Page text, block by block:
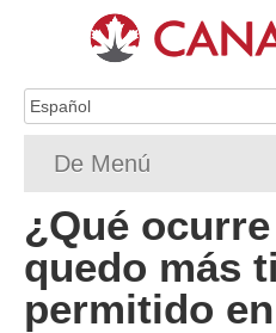
De Menú
Home
Solicitud de eTA
Requisitos de ETA
¿Qué
quedo más
permitido